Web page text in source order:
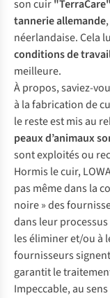
son cuir"TerraCare"
tannerie allemande
néerlandaise. Cela
conditions de
meilleure.
À propos, saviez-
à la fabrication de
le reste est mis au
peaux d’animaux
sont exploités ou
Hormis le cuir,
pas même dans la
noire » des
dans leur
les éliminer et/ou à
fournisseurs
garantit le
Impeccable, au